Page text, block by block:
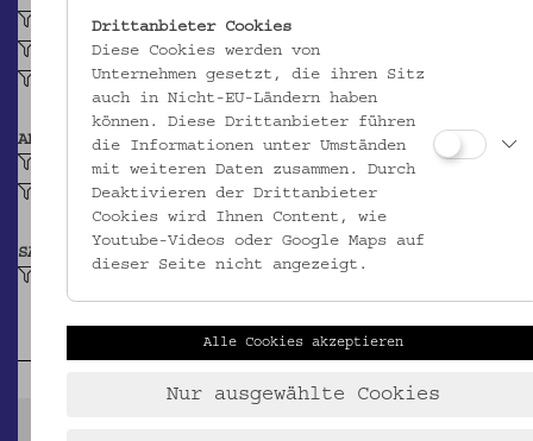
engobiert (Keramik)
Spritzdekor (Keramik)
glasiert, farblos (Keramik)
ABBILDUNG
Flecken
Marmorierung
SAMMLUNG
Hafnergeschirr aus dem Pustertal
Drittanbieter Cookies
Diese Cookies werden von
Unternehmen gesetzt, die ihren Sitz
auch in Nicht-EU-Ländern haben
können. Diese Drittanbieter führen
die Informationen unter Umständen
mit weiteren Daten zusammen. Durch
Deaktivieren der Drittanbieter
Cookies wird Ihnen Content, wie
Youtube-Videos oder Google Maps auf
dieser Seite nicht angezeigt.
Alle Cookies akzeptieren
Nur ausgewählte Cookies